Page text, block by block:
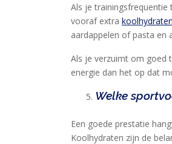
Als je
vooraf extra koolhydraten
aardappelen of pasta en
Als je verzuimt om goed
energie dan het op dat
Welke
Een goede prestatie
Koolhydraten zijn de